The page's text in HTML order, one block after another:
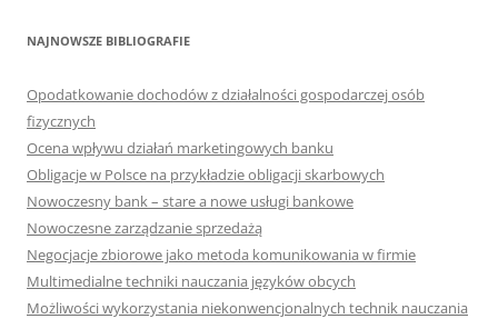
NAJNOWSZE BIBLIOGRAFIE
Opodatkowanie dochodów z działalności gospodarczej osób
fizycznych
Ocena wpływu działań marketingowych banku
Obligacje w Polsce na przykładzie obligacji skarbowych
Nowoczesny bank – stare a nowe usługi bankowe
Nowoczesne zarządzanie sprzedażą
Negocjacje zbiorowe jako metoda komunikowania w firmie
Multimedialne techniki nauczania języków obcych
Możliwości wykorzystania niekonwencjonalnych technik nauczania